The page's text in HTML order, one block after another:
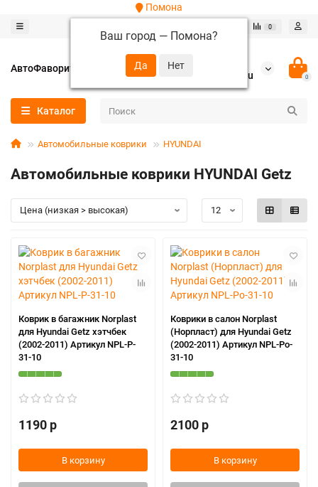
Помона
Ваш город — Помона?
0
АвтоФаворит
+7 (952) 288-64-62
autofavorit-spb@yandex.ru
0
Каталог
Автомобильные коврики HYUNDAI
Автомобильные коврики HYUNDAI Getz
Коврик в багажник Norplast
для Hyundai Getz хэтчбек
(2002-2011) Артикул NPL-P-
31-10
1190 р
В корзину
Коврики в салон Norplast
(Норпласт) для Hyundai Getz
(2002-2011) Артикул NPL-Po-
31-10
2100 р
В корзину